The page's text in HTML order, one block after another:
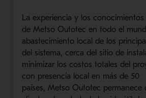
La experiencia y los conocimientos
de Metso Outotec en todo el
abastecimiento local de los
del sistema, cerca del sitio de
minimizar los costos totales del
con presencia local en más de 50
países, Metso Outotec permanece